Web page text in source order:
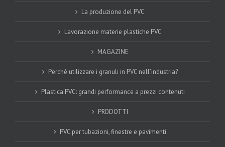
La produzione del PVC
Lavorazione materie plastiche PVC
MAGAZINE
Perchè utilizzare i granuli in PVC nell’industria?
Plastica PVC: grandi performance a prezzi contenuti
PRODOTTI
PVC per tubazioni, finestre e pavimenti